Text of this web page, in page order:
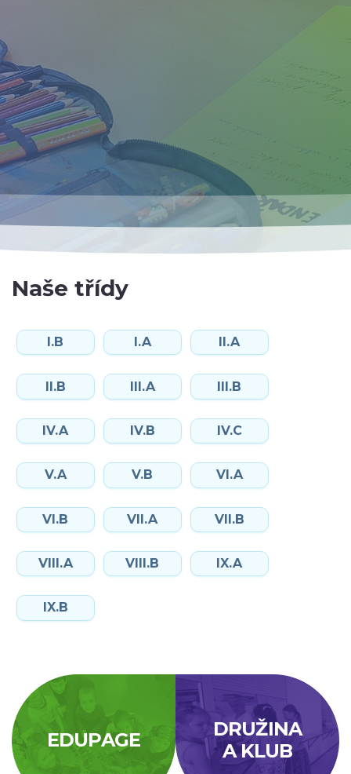
Naše třídy
I.B I.A II.A
II.B III.A III.B
IV.A IV.B IV.C
V.A V.B VI.A
VI.B VII.A VII.B
VIII.A VIII.B IX.A
IX.B
EDUPAGE
DRUŽINA
A KLUB